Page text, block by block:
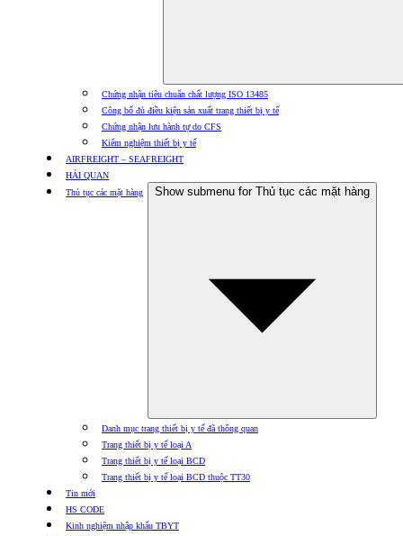
Chứng nhận tiêu chuẩn chất lượng ISO 13485
Công bố đủ điều kiện sản xuất trang thiết bị y tế
Chứng nhận lưu hành tự do CFS
Kiểm nghiệm thiết bị y tế
AIRFREIGHT – SEAFREIGHT
HẢI QUAN
Thủ tục các mặt hàng
Show submenu for Thủ tục các mặt hàng
Danh mục trang thiết bị y tế đã thông quan
Trang thiết bị y tế loại A
Trang thiết bị y tế loại BCD
Trang thiết bị y tế loại BCD thuộc TT30
Tin mới
HS CODE
Kinh nghiệm nhập khẩu TBYT